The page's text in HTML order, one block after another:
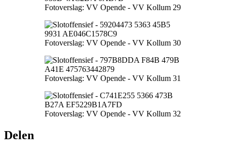
Fotoverslag: VV Opende - VV Kollum 29
Fotoverslag: VV Opende - VV Kollum 30
Fotoverslag: VV Opende - VV Kollum 31
Fotoverslag: VV Opende - VV Kollum 32
Delen